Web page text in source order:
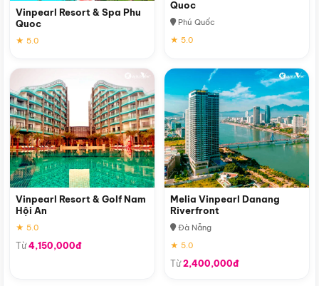
Vinpearl Resort & Spa Phu
Quoc
★ 5.0
Quoc
Phú Quốc
★ 5.0
Vinpearl Resort & Golf Nam
Hội An
★ 5.0
Từ4,150,000đ
Melia Vinpearl Danang
Riverfront
Đà Nẵng
★ 5.0
Từ2,400,000đ